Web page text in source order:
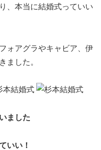
、本当に結婚式っていい
ォアグラやキャビア、伊
ました。
ました
いい！